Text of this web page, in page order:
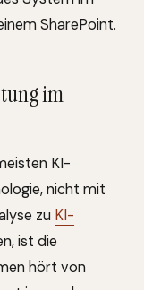
SharePoint.
im
KI-
nicht mit
zu KI-
ist die
hört von